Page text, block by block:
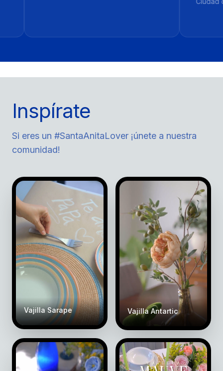
Inspírate
Si eres un #SantaAnitaLover ¡únete a nuestra
comunidad!
Vajilla Sarape Vajilla Antartic